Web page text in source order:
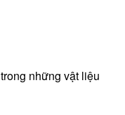
những vật liệu